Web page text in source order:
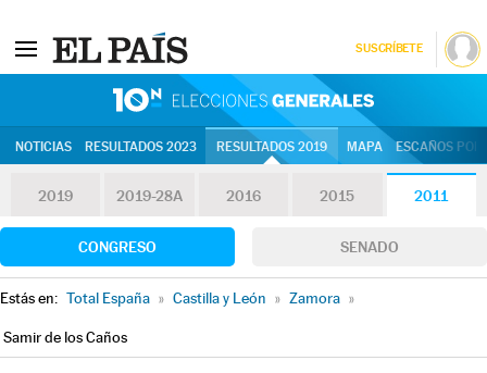
SUSCRÍBETE
NOTICIAS RESULTADOS 2023 RESULTADOS 2019 MAPA ESCAÑOS
2019 2019-28A 2016 2015 2011
CONGRESO SENADO
Estás en: Total España » Castilla y León » Zamora »
Samir de los Caños